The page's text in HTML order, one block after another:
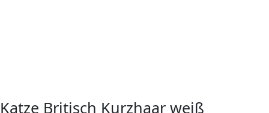
Katze Britisch Kurzhaar weiß